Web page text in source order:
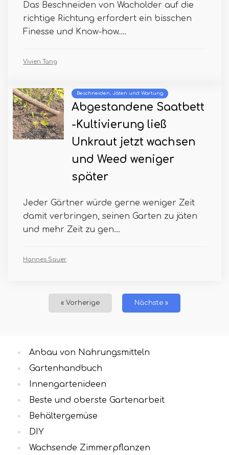
Das Beschneiden von Wacholder auf die
richtige Richtung erfordert ein bisschen
Finesse und Know-how....
Vivien Tang
Beschneiden, Jäten und Wartung
Abgestandene Saatbett
-Kultivierung ließ
Unkraut jetzt wachsen
und Weed weniger
später
Jeder Gärtner würde gerne weniger Zeit
damit verbringen, seinen Garten zu jäten
und mehr Zeit zu gen...
Hannes Sauer
« Vorherige Nächste »
Anbau von Nahrungsmitteln
Gartenhandbuch
Innengartenideen
Beste und oberste Gartenarbeit
Behältergemüse
DIY
Wachsende Zimmerpflanzen